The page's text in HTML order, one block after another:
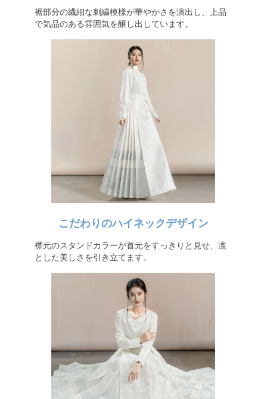
裾部分の繊細な刺繍模様が華やかさを演出し、上品
で気品のある雰囲気を醸し出しています。
こだわりのハイネックデザイン
襟元のスタンドカラーが首元をすっきりと見せ、凛
とした美しさを引き立てます。